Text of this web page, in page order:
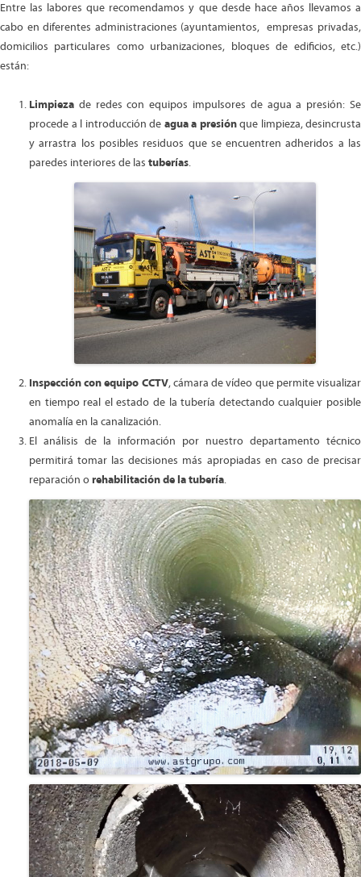
Entre las labores que recomendamos y que desde hace años llevamos a
cabo en diferentes administraciones (ayuntamientos, empresas privadas,
domicilios particulares como urbanizaciones, bloques de edificios, etc.)
están:
Limpieza de redes con equipos impulsores de agua a presión: Se
procede a l introducción de agua a presiónque limpieza, desincrusta
y arrastra los posibles residuos que se encuentren adheridos a las
paredes interiores de las tuberías.
Inspección con equipo CCTV, cámara de vídeo que permite visualizar
en tiempo real el estado de la tubería detectando cualquier posible
anomalía en la canalización.
El análisis de la información por nuestro departamento técnico
permitirá tomar las decisiones más apropiadas en caso de precisar
reparación o rehabilitación de la tubería.